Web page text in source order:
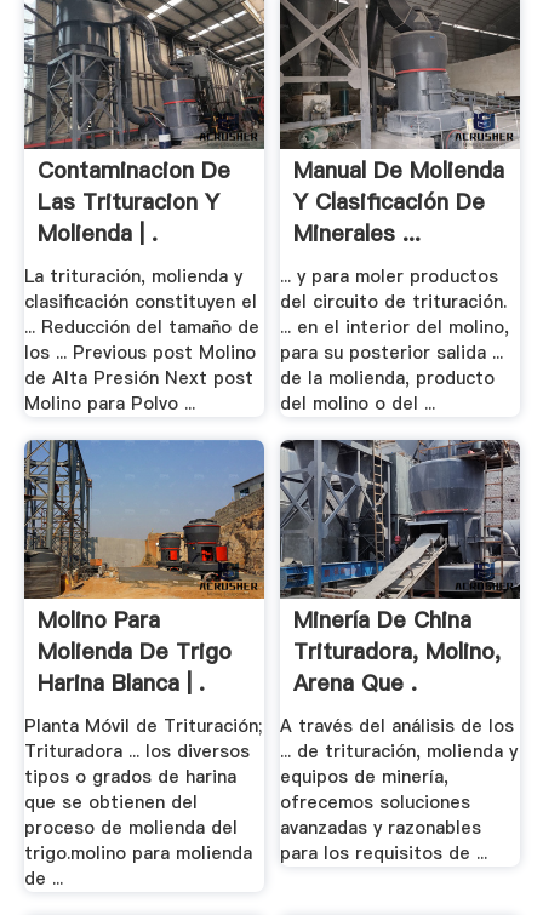
Contaminacion De
Las Trituracion Y
Molienda | .
La trituración, molienda y
clasificación constituyen el
... Reducción del tamaño de
los ... Previous post Molino
de Alta Presión Next post
Molino para Polvo ...
Manual De Molienda
Y Clasificación De
Minerales ...
... y para moler productos
del circuito de trituración.
... en el interior del molino,
para su posterior salida ...
de la molienda, producto
del molino o del ...
Molino Para
Molienda De Trigo
Harina Blanca | .
Planta Móvil de Trituración;
Trituradora ... los diversos
tipos o grados de harina
que se obtienen del
proceso de molienda del
trigo.molino para molienda
de ...
Minería De China
Trituradora, Molino,
Arena Que .
A través del análisis de los
... de trituración, molienda y
equipos de minería,
ofrecemos soluciones
avanzadas y razonables
para los requisitos de ...